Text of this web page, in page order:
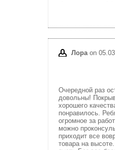
Лораon
Очередной раз
довольны!
хорошего
понравилось.
огромное за
можно
приходит все
товара на